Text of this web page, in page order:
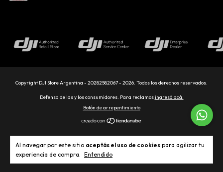
Al navegar por este sitio aceptás el uso de cookies para agilizar tu
experiencia de compra. Entendido
Copyright DJI Store Argentina - 20282582067 - 2026. Todos los derechos reservados.
Defensa de las y los consumidores. Para reclamosingresá acá.
Botón de arrepentimiento